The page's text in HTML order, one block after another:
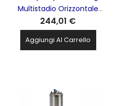
Multistadio Orizzontale
0,5Kw LOWARA -
3HM04P05M5HVBE
244,01 €
Aggiungi Al Carrello